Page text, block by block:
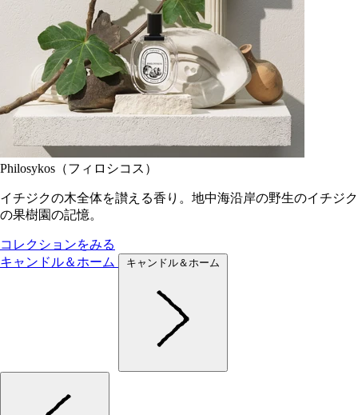
Philosykos（フィロシコス）
イチジクの木全体を讃える香り。地中海沿岸の野生のイチジク
の果樹園の記憶。
コレクションをみる
キャンドル＆ホーム
キャンドル＆ホーム